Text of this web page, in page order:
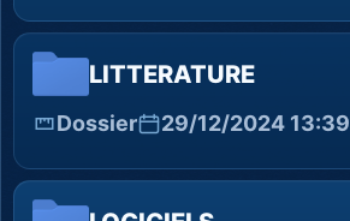
LITTERATURE
Dossier 29/12/2024 13:39